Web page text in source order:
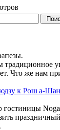
Что же нам
юдзу к Рош а-
Noga